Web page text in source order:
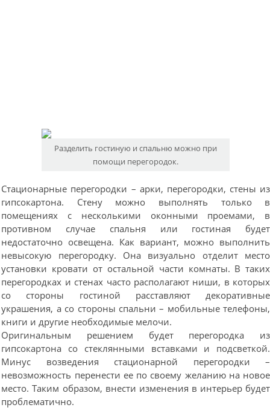
Разделить гостиную и спальню можно при
помощи перегородок.
Стационарные перегородки – арки, перегородки, стены из
гипсокартона. Стену можно выполнять только в
помещениях с несколькими оконными проемами, в
противном случае спальня или гостиная будет
недостаточно освещена. Как вариант, можно выполнить
невысокую перегородку. Она визуально отделит место
установки кровати от остальной части комнаты. В таких
перегородках и стенах часто располагают ниши, в которых
со стороны гостиной расставляют декоративные
украшения, а со стороны спальни – мобильные телефоны,
книги и другие необходимые мелочи.
Оригинальным решением будет перегородка из
гипсокартона со стеклянными вставками и подсветкой.
Минус возведения стационарной перегородки –
невозможность перенести ее по своему желанию на новое
место. Таким образом, внести изменения в интерьер будет
проблематично.